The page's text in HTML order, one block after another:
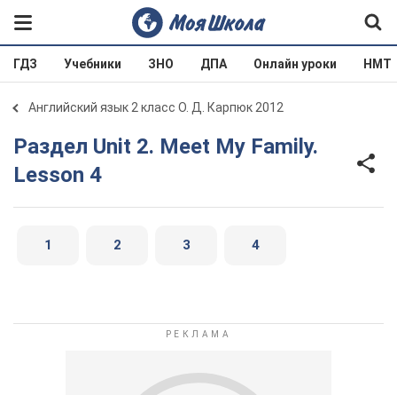
ГДЗ Учебники ЗНО ДПА Онлайн уроки НМТ
Английский язык 2 класс О. Д. Карпюк 2012
Раздел Unit 2. Meet My Family.
Lesson 4
1 2 3 4